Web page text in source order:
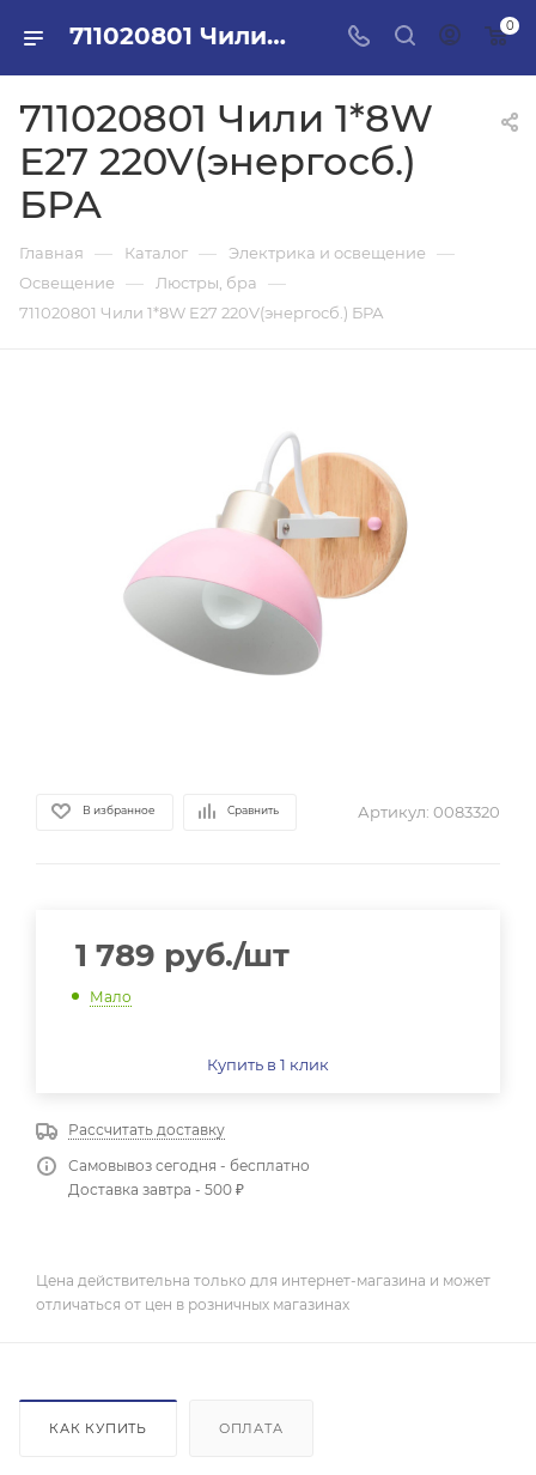
711020801 Чили 1*8W E27 220V(энергосб.) БРА в ПИЛОН — купить стройматериалы в интернет-магазине ПИЛОН с доставкой оптом и в розницу 0
711020801 Чили 1*8W
E27 220V(энергосб.)
БРА
Главная — Каталог — Электрика и освещение —
Освещение — Люстры, бра —
711020801 Чили 1*8W E27 220V(энергосб.) БРА
В избранное Сравнить Артикул: 0083320
1 789 руб./шт
Мало
Купить в 1 клик
Рассчитать доставку
Самовывоз сегодня - бесплатно
Доставка завтра - 500 ₽
Цена действительна только для интернет-магазина и может
отличаться от цен в розничных магазинах
КАК КУПИТЬ ОПЛАТА